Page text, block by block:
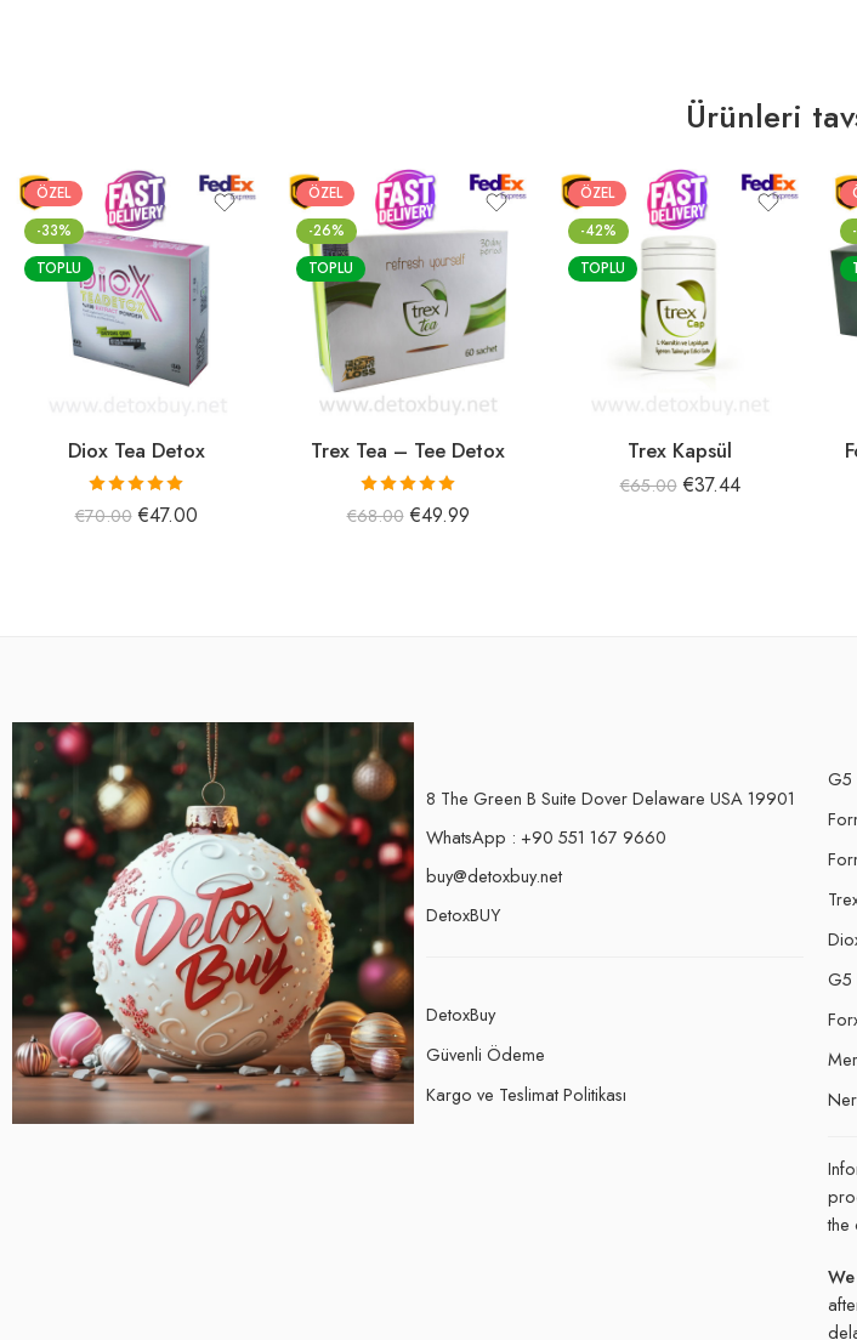
Ürünleri
ÖZEL
-33%
TOPLU
Diox Tea Detox
5 üzerinden
5.00oy aldı
€70.00 €47.00
ÖZEL
-26%
TOPLU
Trex Tea – Tee Detox
5 üzerinden
5.00oy aldı
€68.00 €49.99
ÖZEL
-42%
TOPLU
Trex Kapsül
€65.00 €37.44
8 The Green B Suite Dover Delaware USA 19901
WhatsApp : +90 551 167 9660
buy@detoxbuy.net
DetoxBUY
DetoxBuy
Güvenli Ödeme
Kargo ve Teslimat Politikası
G5
G5
the